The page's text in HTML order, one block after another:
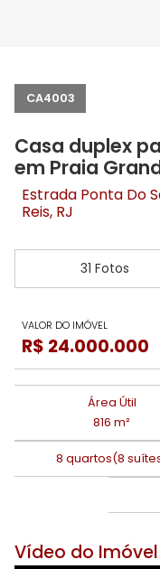
CA4003
Casa duplex
em Praia
Estrada Ponta Do
Reis, RJ
31 Fotos
VALOR DO IMÓVEL
R$ 24.000.000
Área Útil
816 m²
8 quartos(8
Vídeo do Imóvel